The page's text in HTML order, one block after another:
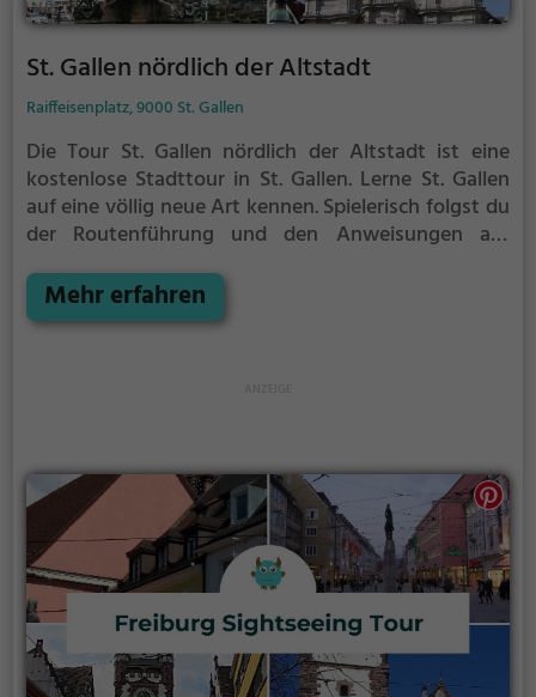
St. Gallen nördlich der Altstadt
Raiffeisenplatz, 9000 St. Gallen
Die Tour St. Gallen nördlich der Altstadt ist eine
kostenlose Stadttour in St. Gallen. Lerne St. Gallen
auf eine völlig neue Art kennen.Spielerisch folgst du
der Routenführung und den Anweisungen auf
Ecken von St. Gallen kennen.
Mehr erfahren